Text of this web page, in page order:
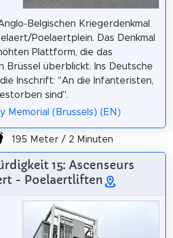
Belgischen Kriegerdenkmal
Poelaertplein. Das Denkmal
Plattform, die das
Brüssel überblickt. Ins Deutsche
Inschrift: "An die Infanteristen,
sind".
Memorial (Brussels) (EN)
195 Meter / 2 Minuten
15: Ascenseurs
- Poelaertliften